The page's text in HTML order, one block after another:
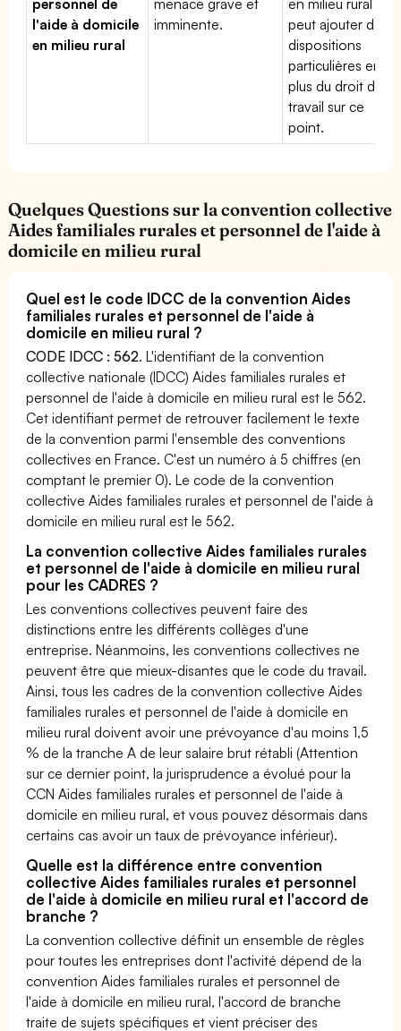
l'aide à domicile
en milieu rural
imminente.
peut ajouter des
dispositions
particulières en
plus du droit du
travail sur ce
point.
Quelques Questions sur la convention collective
Aides familiales rurales et personnel de l'aide à
domicile en milieu rural
Quel est le code IDCC de la convention Aides
familiales rurales et personnel de l'aide à
domicile en milieu rural ?
CODE IDCC : 562. L'identifiant de la convention
collective nationale (IDCC) Aides familiales rurales et
personnel de l'aide à domicile en milieu rural est le 562.
Cet identifiant permet de retrouver facilement le texte
de la convention parmi l'ensemble des conventions
collectives en France. C'est un numéro à 5 chiffres (en
comptant le premier 0). Le code de la convention
collective Aides familiales rurales et personnel de l'aide à
domicile en milieu rural est le 562.
La convention collective Aides familiales rurales
et personnel de l'aide à domicile en milieu rural
pour les CADRES ?
Les conventions collectives peuvent faire des
distinctions entre les différents collèges d'une
entreprise. Néanmoins, les conventions collectives ne
peuvent être que mieux-disantes que le code du travail.
Ainsi, tous les cadres de la convention collective Aides
familiales rurales et personnel de l'aide à domicile en
milieu rural doivent avoir une prévoyance d'au moins 1,5
% de la tranche A de leur salaire brut rétabli (Attention
sur ce dernier point, la jurisprudence a évolué pour la
CCN Aides familiales rurales et personnel de l'aide à
domicile en milieu rural, et vous pouvez désormais dans
certains cas avoir un taux de prévoyance inférieur).
Quelle est la différence entre convention
collective Aides familiales rurales et personnel
de l'aide à domicile en milieu rural et l'accord de
branche ?
La convention collective définit un ensemble de règles
pour toutes les entreprises dont l'activité dépend de la
convention Aides familiales rurales et personnel de
l'aide à domicile en milieu rural, l'accord de branche
traite de sujets spécifiques et vient préciser des